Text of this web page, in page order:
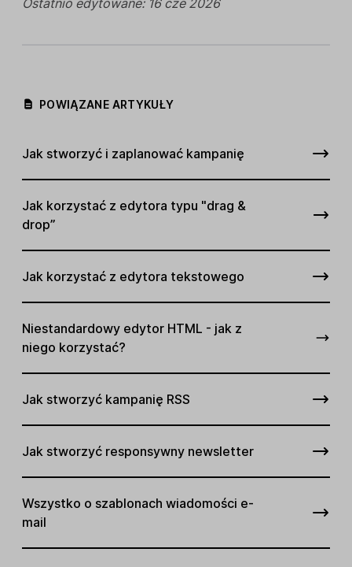
POWIĄZANE ARTYKUŁY
Jak stworzyć i zaplanować kampanię
Jak korzystać z edytora typu "drag &
drop”
Jak korzystać z edytora tekstowego
Niestandardowy edytor HTML - jak z
niego korzystać?
Jak stworzyć kampanię RSS
Jak stworzyć responsywny newsletter
Wszystko o szablonach wiadomości e-
mail